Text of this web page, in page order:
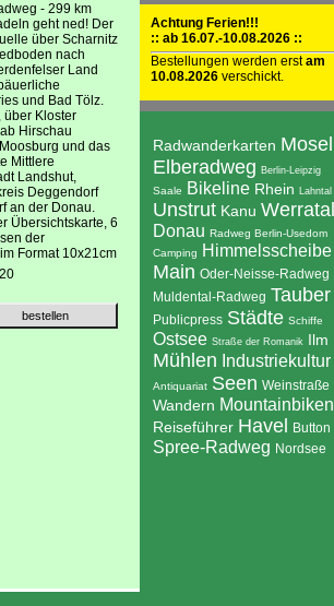
- 299 km
geht ned! Der
über Scharnitz
nach
Land
und Bad Tölz.
über Kloster
Hirschau
und das
Mittlere
Landshut,
Deggendorf
an der Donau.
Übersichtskarte, 6
der
Format 10x21cm
Achtung Ferien!!!
:: ab 16.07.-10.08.2026 ::
Bestellungen werden erstam
10.08.2026 verschickt.
Radwanderkarten Mosel
Elberadweg Berlin-Leipzig
Saale Bikeline Rhein Lahntal
Unstrut Kanu Werratal
Donau Radweg Berlin-Usedom
Camping
Himmelsscheibe
Main Oder-Neisse-Radweg
Muldental-Radweg Tauber
Publicpress Städte Schiffe
Ostsee Straße der Romanik Ilm
Mühlen Industriekultur
Antiquariat Seen Weinstraße
Wandern Mountainbiken
Reiseführer Havel Button
Spree-Radweg Nordsee